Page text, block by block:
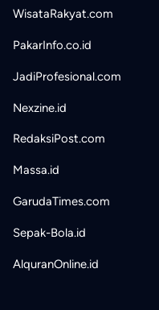
WisataRakyat.com
PakarInfo.co.id
JadiProfesional.com
Nexzine.id
RedaksiPost.com
Massa.id
GarudaTimes.com
Sepak-Bola.id
AlquranOnline.id